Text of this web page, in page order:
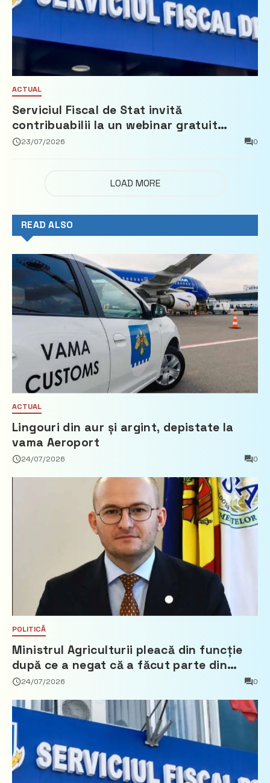
ACTUAL
Serviciul Fiscal de Stat invită
contribuabilii la un webinar gratuit
privind calculul impozitului pe bunurile
23/07/2026 0
LOAD MORE
READ ALSO
ACTUAL
Lingouri din aur și argint, depistate la
vama Aeroport
24/07/2026 0
POLITICĂ
Ministrul Agriculturii pleacă din funcție
după ce a negat că a făcut parte din
Partidul Democrat
24/07/2026 0